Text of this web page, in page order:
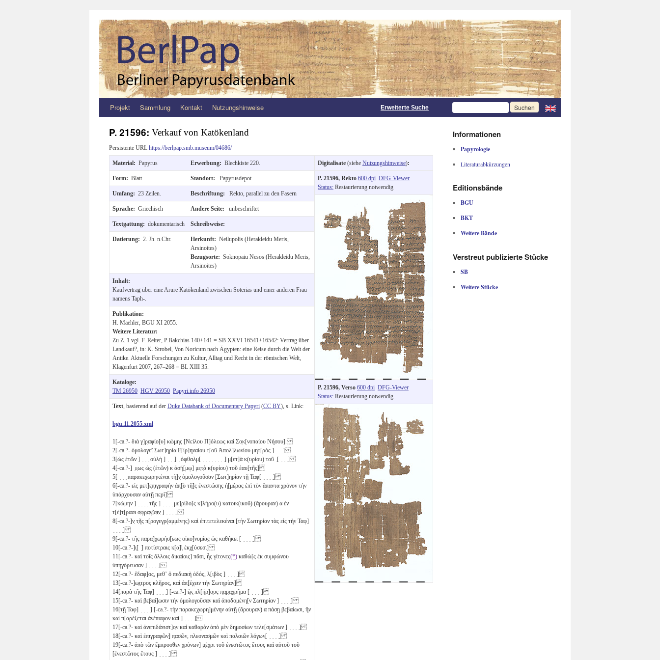
Zum
springen
Projekt Sammlung Kontakt Nutzungshinweise Erweiterte Suche
P. 21596: Verkauf von Katökenland
Persistente URL https://berlpap.smb.museum/04686/
Material: Papyrus Erwerbung: Blechkiste 220.
Form: Blatt Standort: Papyrusdepot
Umfang: 23 Zeilen. Beschriftung: Rekto, parallel zu den Fasern
Sprache: Griechisch Andere Seite: unbeschriftet
Textgattung: dokumentarisch Schreibweise:
Datierung: 2. Jh. n.Chr. Herkunft: Neilupolis (Herakleidu Meris,
Arsinoites)
Bezugsorte: Soknopaiu Nesos (Herakleidu Meris,
Arsinoites)
Inhalt:
Kaufvertrag über eine Arure Katökenland zwischen Soterias und einer anderen Frau
namens Taph-.
Publikation:
H. Maehler, BGU XI 2055.
Weitere Literatur:
Zu Z. 1 vgl. F. Reiter, P.Bakchias 140+141 = SB XXVI 16541+16542: Vertrag über
Landkauf?, in: K. Strobel, Von Noricum nach Ägypten: eine Reise durch die Welt der
Antike. Aktuelle Forschungen zu Kultur, Alltag und Recht in der römischen Welt,
Klagenfurt 2007, 267–268 = BL XIII 35.
Kataloge:
TM 26950 HGV 26950 Papyri.info 26950
Text , basierend auf der Duke Databank of Documentary Papyri (CC BY), s. Link:
bgu.11.2055.xml
1 [-ca.?- διὰ γ]ρ̣αφίο[υ] κώμης [Νείλου Π]όλεως καὶ Σο̣κ[νοπαίου Νήσου].
2[-ca.?- ὁμολογεῖ Σωτ]η̣ρία Ε[ἰρ]ηναίου τ̣[οῦ Ἀπολ]λωνίου μητ̣[ρὸς ] ̣ ̣ ̣]
3[ὡς ἐτῶν ] ̣ ̣ ̣ οὐλὴ ] ̣ ̣ ̣] ̣ ὀφθαλμ̣[ ̣ ̣ ̣ ̣ ̣ ̣ ̣ ̣] μ̣[ετ]ὰ κ(υρίου) τοῦ ̣[ ̣ ̣ ̣]
4[-ca.?-] ̣ε̣ως ὡ̣ς̣ (ἐτῶν) κ ἀσή̣[μῳ] με̣τ̣ὰ κ(υρίου) τοῦ ἑαυ[τῆς]
5[ ̣ ̣ ̣ παρακεχωρηκέναι τὴ]ν̣ ὁμολογοῦσαν [Σωτ]ηρίαν τῇ Ταφ[ ̣ ̣ ̣ ̣]
6[-ca.?- εἰς μετ]ε̣π̣ιγραφὴν ἀπ̣[ὸ τῆ]ς ἐνεστώσης ἡ[μέρας ἐπὶ τὸν ἅπαντα χρόνον τὴν
ὑπάρχουσαν αὐτῇ περὶ]
7[κώμην ] ̣ ̣ ̣ ̣ τῆς ] ̣ ̣ ̣ ̣ με]ρ̣ίδο[ς κ]λήρο(υ) κατοικ(ικοῦ) (ἄρουραν) α ἐν
τ[έ]τ̣[ρασι σ̣φ̣ρ̣α̣γ̣ῖ̣σ̣ι̣ν̣ ] ̣ ̣ ̣ ̣]
8[-ca.?-]ν̣ τ̣ῆς π[ρογεγρ(αμμένης) καὶ ἐπιτετελεκέναι [τὴν Σωτηρίαν τὰς εἰς τὴν Ταφ]
̣ ̣ ̣ ̣]
9[-ca.?- τῆς παρα]χωρήσ[εως οἰκο]νομία̣ς ὡς καθήκει [ ̣ ̣ ̣ ̣]
10[-ca.?-]ι̣[ ̣] ποτίστραις κ[α]ὶ̣ ἐκχ̣[ύσεσι]
11 [-ca.?- καὶ τοῖς ἄλλοις δικαίοις] πᾶσι, ἧς γίτο̣ν̣ε̣ς(*) καθὼ[ς ἐκ συμφώνου
ὑπηγόρευσαν ] ̣ ̣ ̣ ̣]
12[-ca.?- ἔδαφ]ος, μεθʼ ὃ πεδιακὴ ὁδός, λ̣[ιβὸς ] ̣ ̣ ̣ ̣]
13[-ca.?-]ω̣ι̣τρος κλῆρος, καὶ ἀπ[έχειν τὴν Σωτηρίαν]
14[παρὰ τῆς Ταφ] ̣ ̣ ̣ ̣] [-ca.?-] ἐ̣κ̣ πλ[ήρ]ο̣υς π̣α̣ρ̣α̣χρῆμα [ ̣ ̣ ̣ ̣]
15[-ca.?- καὶ βεβαί]ωσιν τὴν ὁμολογοῦσαν καὶ ἀποδομένη[ν Σωτηρίαν ] ̣ ̣ ̣ ̣]
16[τῇ Ταφ] ̣ ̣ ̣ ̣] [-ca.?- τὴν παρακεχωρη]μένην αὐτῇ (ἄρουραν) α πάσῃ βεβαίωσι, ἣν
καὶ π̣[αρέξεται ἀνέπαφον καὶ ] ̣ ̣ ̣ ̣]
17[-ca.?- καὶ ἀνεπιδάνιστ]ο̣ν καὶ καθαρὰν ἀπὸ μὲν δημοσίων τελε[σμάτων ] ̣ ̣ ̣ ̣]
18[-ca.?- καὶ ἐπιγραφῶν] π̣ασῶν, πλεονασμῶν καὶ παλαιῶν λόγων̣[ ̣ ̣ ̣ ̣]
19[-ca.?- ἀπὸ τῶν ἔμπροσθεν χρόνων] μ̣έχρι τοῦ ἐνεστῶτος ἔτους καὶ αὐτοῦ τοῦ
[ἐνεστῶτος ἔτους ] ̣ ̣ ̣ ̣]
Digitalisate (siehe Nutzungshinweise):
P. 21596, Rekto 600 dpi DFG-Viewer
Status: Restaurierung notwendig
P. 21596, Verso 600 dpi DFG-Viewer
Status: Restaurierung notwendig
Informationen
Papyrologie
Literaturabkürzungen
Editionsbände
BGU
BKT
Weitere Bände
Verstreut publizierte Stücke
SB
Weitere Stücke